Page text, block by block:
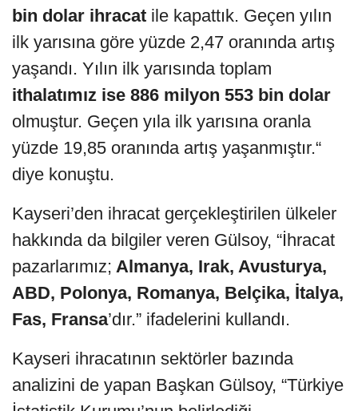
bin dolar ihracat ile kapattık. Geçen yılın
ilk yarısına göre yüzde 2,47 oranında artış
yaşandı. Yılın ilk yarısında toplam
ithalatımız ise 886 milyon 553 bin dolar
olmuştur. Geçen yıla ilk yarısına oranla
yüzde 19,85 oranında artış yaşanmıştır.“
diye konuştu.
Kayseri’den ihracat gerçekleştirilen ülkeler
hakkında da bilgiler veren Gülsoy, “İhracat
pazarlarımız; Almanya, Irak, Avusturya,
ABD, Polonya, Romanya, Belçika, İtalya,
Fas, Fransa’dır.” ifadelerini kullandı.
Kayseri ihracatının sektörler bazında
analizini de yapan Başkan Gülsoy, “Türkiye